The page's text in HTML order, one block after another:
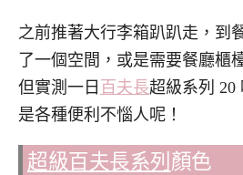
之前推著大行李箱趴趴走，到
了一個空間，或是需要餐廳櫃
但實測一日 百夫長超級系列 20
是各種便利不惱人呢！
超級百夫長系列 顏色